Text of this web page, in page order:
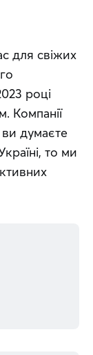
для свіжих
році
Компанії
думаєте
то ми